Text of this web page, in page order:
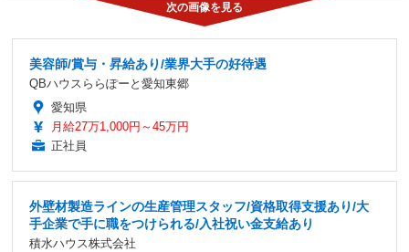
美容師/賞与・昇給あり/業界大手の好待遇
QBハウスららぽーと愛知東郷
愛知県
月給27万1,000円～45万円
正社員
外壁材製造ラインの生産管理スタッフ/資格取得支援あり/大
手企業で手に職をつけられる/入社祝い金支給あり
積水ハウス株式会社